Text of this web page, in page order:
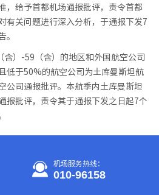
，给予首都机场通报批评，责令首都
有关问题进行深入分析，于通报下发7
。
含）-59（含）的地区和外国航空公司
低于50%的航空公司为土库曼斯坦航
公司通报批评。本航季内土库曼斯坦
报批评，责令其于通报下发之日起7个
机场服务热线：
010-96158